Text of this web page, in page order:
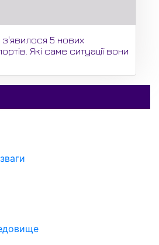
з'явилося 5 нових
Які саме ситуації вони